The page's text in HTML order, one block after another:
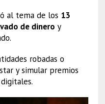
al tema de los 13
de dinero y
robadas o
y simular premios